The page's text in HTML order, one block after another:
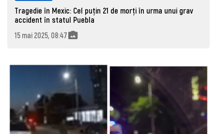
Tragedie în Mexic: Cel puțin 21 de morți în urma unui grav
accident în statul Puebla
15 mai 2025, 08:47